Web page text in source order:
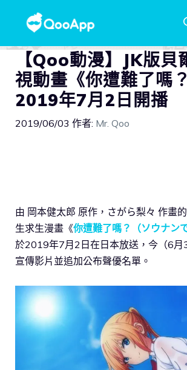
【Qoo動漫】JK版貝
視動畫《你遭難了嗎
2019年7月2日開播
2019/06/03 作者: Mr. Qoo
由 岡本健太郎 原作，さがら梨々 作畫
生求生漫畫《你遭難了嗎？（ソウナン
於2019年7月2日在日本放送，今（6月
宣傳影片並追加公布聲優名單。